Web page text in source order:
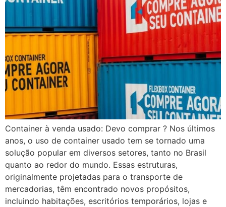
Container à venda usado: Devo comprar ? Nos últimos
anos, o uso de container usado tem se tornado uma
solução popular em diversos setores, tanto no Brasil
quanto ao redor do mundo. Essas estruturas,
originalmente projetadas para o transporte de
mercadorias, têm encontrado novos propósitos,
incluindo habitações, escritórios temporários, lojas e